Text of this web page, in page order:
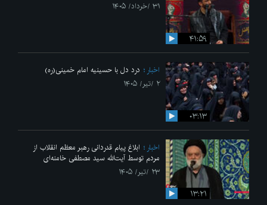
۴۱:۵۹
۳۱ /خرداد/ ۱۴۰۵
۰۳:۱۳
اخبار
درد دل با حسینیه امام خمینی(ره)
۲ /تیر/ ۱۴۰۵
۱۳:۲۱
اخبار
ابلاغ پیام قدردانی رهبر معظم انقلاب از
مردم توسط آیت‌الله سید مصطفی خامنه‌ای
۲۳ /تیر/ ۱۴۰۵